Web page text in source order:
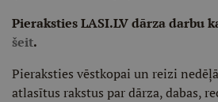
Pieraksties LASI.LV dārza darbu
šeit.
Pieraksties vēstkopai un reizi
atlasītus rakstus par dārza, dabas,